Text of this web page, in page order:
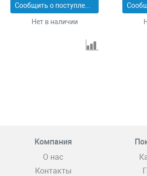
Сообщить о поступлении
Нет в наличии
Компания
О нас
Контакты